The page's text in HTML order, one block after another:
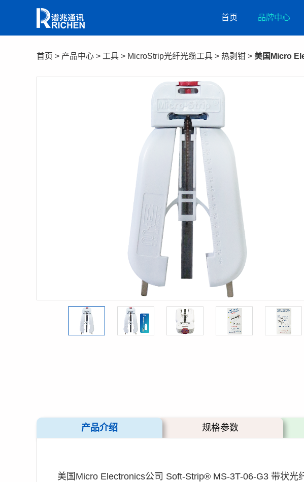
首页 品牌中心
首页 > 产品中心 > 工具 > MicroStrip光纤光缆工具 > 热剥钳 > 美国Micro
产品介绍 规格参数
美国Micro Electronics公司 Soft-Strip® MS-3T-06-G3 带状